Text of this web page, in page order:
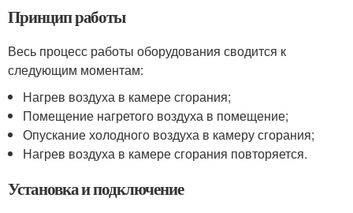
Принцип работы
Весь процесс работы оборудования сводится к
следующим моментам:
Нагрев воздуха в камере сгорания;
Помещение нагретого воздуха в помещение;
Опускание холодного воздуха в камеру сгорания;
Нагрев воздуха в камере сгорания повторяется.
Установка и подключение